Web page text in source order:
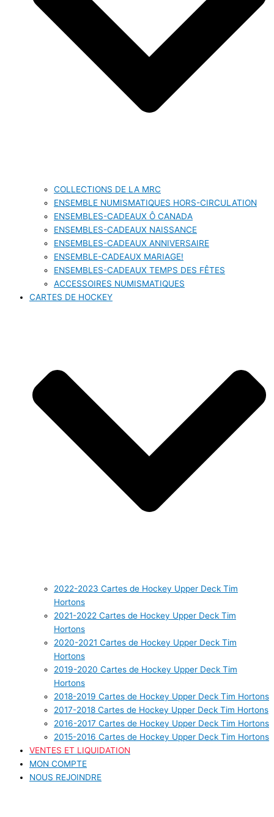
COLLECTIONS DE LA MRC
ENSEMBLE NUMISMATIQUES HORS-CIRCULATION
ENSEMBLES-CADEAUX Ô CANADA
ENSEMBLES-CADEAUX NAISSANCE
ENSEMBLES-CADEAUX ANNIVERSAIRE
ENSEMBLE-CADEAUX MARIAGE!
ENSEMBLES-CADEAUX TEMPS DES FÊTES
ACCESSOIRES NUMISMATIQUES
CARTES DE HOCKEY
2022-2023 Cartes de Hockey Upper Deck Tim
Hortons
2021-2022 Cartes de Hockey Upper Deck Tim
Hortons
2020-2021 Cartes de Hockey Upper Deck Tim
Hortons
2019-2020 Cartes de Hockey Upper Deck Tim
Hortons
2018-2019 Cartes de Hockey Upper Deck Tim Hortons
2017-2018 Cartes de Hockey Upper Deck Tim Hortons
2016-2017 Cartes de Hockey Upper Deck Tim Hortons
2015-2016 Cartes de Hockey Upper Deck Tim Hortons
VENTES ET LIQUIDATION
MON COMPTE
NOUS REJOINDRE